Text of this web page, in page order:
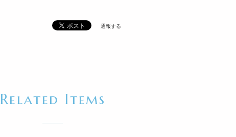
通報する
Related Items